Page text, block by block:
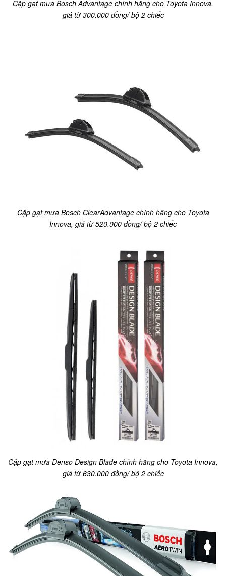
Cặp gạt mưa Bosch Advantage chính hãng cho Toyota Innova,
giá từ 300.000 đồng/ bộ 2 chiếc
Cặp gạt mưa Bosch ClearAdvantage chính hãng cho Toyota
Innova, giá từ 520.000 đồng/ bộ 2 chiếc
Cặp gạt mưa Denso Design Blade chính hãng cho Toyota Innova,
giá từ 630.000 đồng/ bộ 2 chiếc